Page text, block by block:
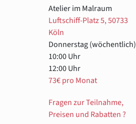
Atelier im Malraum
Luftschiff-Platz 5, 50733
Köln
Donnerstag (wöchentlich)
10:00 Uhr
12:00 Uhr
73€ pro Monat
Fragen zur Teilnahme,
Preisen und Rabatten ?